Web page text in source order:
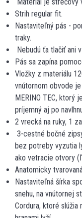
Strih regular fit.
Nastaviteľný pás -
traky.
Nebudú ťa tlačiť ani
Pás sa zapína
Vložky z materiálu
vnútornom obvode
MERINO TEC, ktorý
príjemný aj po
2 vrecká na ruky, 1
3-cestné bočné
bez potreby vyzutia
ako vetracie otvory
Anatomicky
Nastaviteľná šírka
snehu, na vnútornej
Cordura, ktoré slúžia